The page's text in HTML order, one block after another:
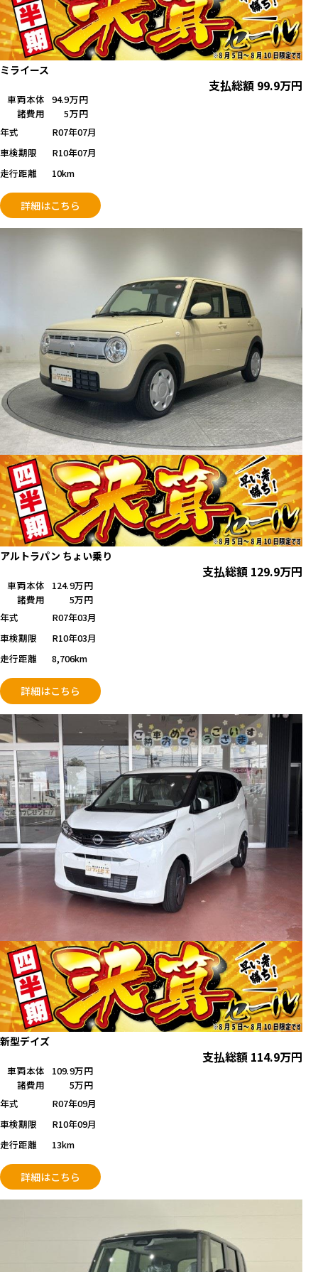
ミライース
支払総額 99.9万円
車両本体 94.9万円
諸費用
5万円
年式
R07年07月
車検期限
R10年07月
走行距離
10km
詳細はこちら
アルトラパン ちょい乗り
支払総額 129.9万円
車両本体
124.9万円
諸費用
5万円
年式
R07年03月
車検期限
R10年03月
走行距離
8,706km
詳細はこちら
新型デイズ
支払総額 114.9万円
車両本体
109.9万円
諸費用
5万円
年式
R07年09月
車検期限
R10年09月
走行距離
13km
詳細はこちら